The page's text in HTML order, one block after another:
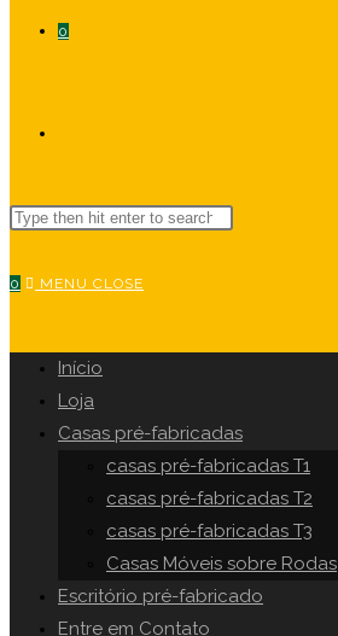
0
WEBSITE
Search
website
0 MENU CLOSE
Início
Loja
Casas pré-fabricadas
casas pré-fabricadas T1
casas pré-fabricadas T2
casas pré-fabricadas T3
Casas Móveis sobre Rodas
Escritório pré-fabricado
Entre em Contato